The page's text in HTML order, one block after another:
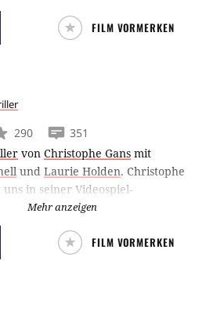
Banken ausraubt, um mit der
Raub ihr Publikum zuFILM VORMERKEN
290
351
von Christophe Gans mit
und Laurie Holden. Christophe
uns in seiner Videospiel-
in die unheimliche Stadt Silent
so ist, wie es scheint.
Mehr anzeigen
FILM VORMERKEN